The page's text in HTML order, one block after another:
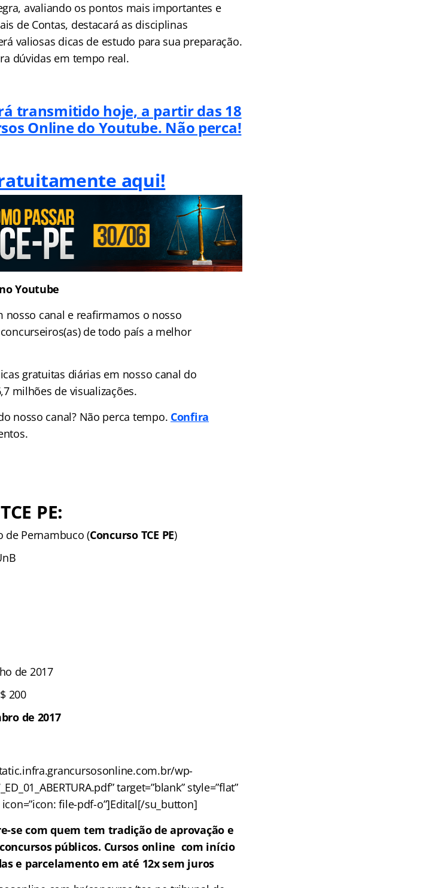
avaliando os pontos mais importantes e
de Contas, destacará as disciplinas
valiosas dicas de estudo para sua preparação.
dúvidas em tempo real.
transmitido hoje, a partir das 18
Online do Youtube. Não perca!
aqui!
Youtube
nosso canal e reafirmamos o nosso
de todo país a melhor
gratuitas diárias em nosso canal do
milhões de visualizações.
nosso canal? Não perca tempo. Confira
PE:
de Pernambuco (Concurso TCE PE)
de 2017
200
de 2017
wp-
target=”blank” style=”flat”
icon=”icon: file-pdf-o”]Edital[/su_button]
se com quem tem tradição de aprovação e
públicos. Cursos online com início
e parcelamento em até 12x sem juros